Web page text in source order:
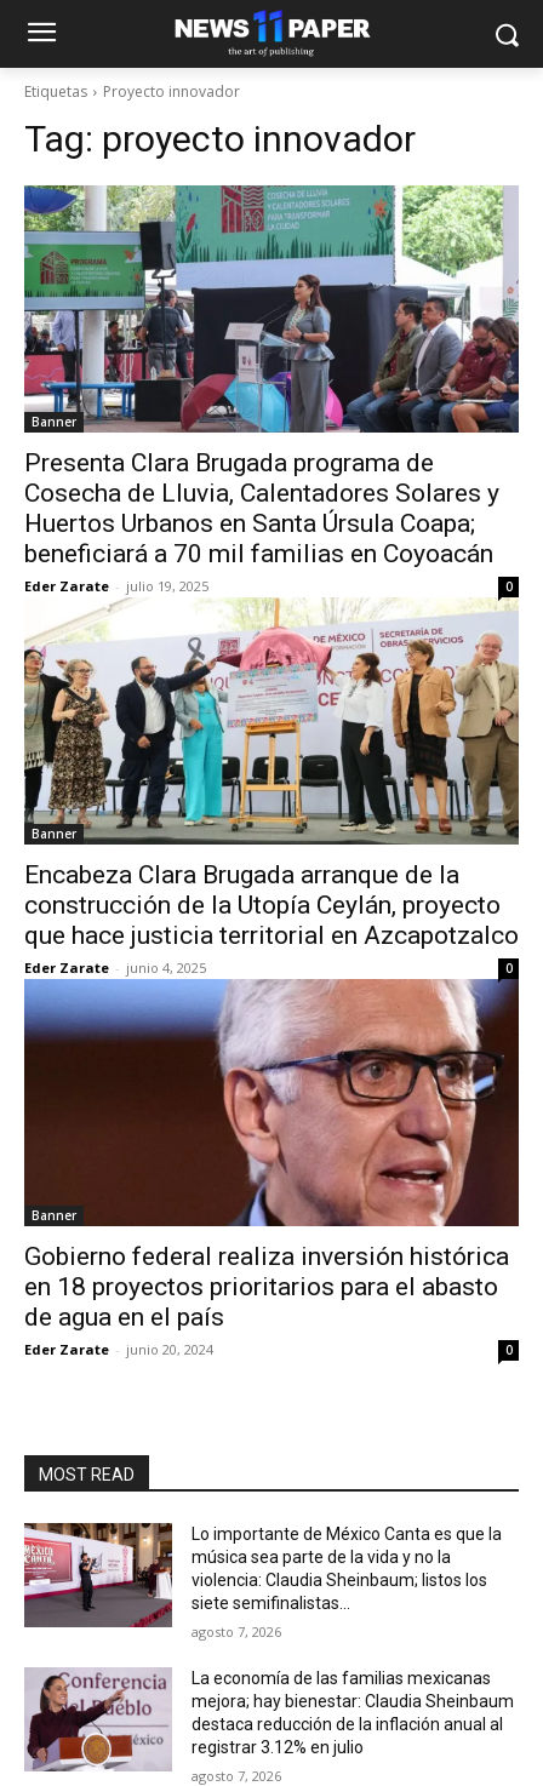
Etiquetas Proyecto innovador
Tag: proyecto innovador
Banner
Presenta Clara Brugada programa de
Cosecha de Lluvia, Calentadores Solares y
Huertos Urbanos en Santa Úrsula Coapa;
beneficiará a 70 mil familias en Coyoacán
Eder Zarate - julio 19, 2025 0
Banner
Encabeza Clara Brugada arranque de la
construcción de la Utopía Ceylán, proyecto
que hace justicia territorial en Azcapotzalco
Eder Zarate - junio 4, 2025 0
Banner
Gobierno federal realiza inversión histórica
en 18 proyectos prioritarios para el abasto
de agua en el país
Eder Zarate - junio 20, 2024 0
MOST READ
Lo importante de México Canta es que la
música sea parte de la vida y no la
violencia: Claudia Sheinbaum; listos los
siete semifinalistas...
agosto 7, 2026
La economía de las familias mexicanas
mejora; hay bienestar: Claudia Sheinbaum
destaca reducción de la inflación anual al
registrar 3.12% en julio
agosto 7, 2026